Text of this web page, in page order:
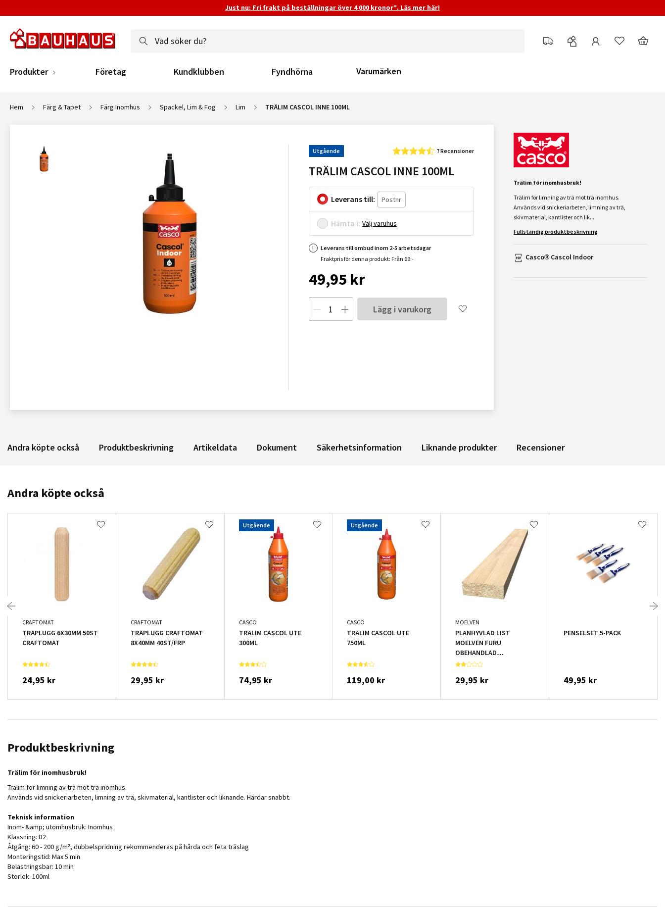
Just nu: Fri frakt på beställningar över 4 000 kronor*. Läs mer här!
Produkter Företag Kundklubben Fyndhörna Varumärken
Hem Färg & Tapet Färg Inomhus Spackel, Lim & Fog Lim TRÄLIM CASCOL INNE 100ML
Utgående 7 Recensioner
TRÄLIM CASCOL INNE 100ML
Leverans till:
Hämta i: Välj varuhus
Leverans till ombud inom 2-5 arbetsdagar
Fraktpris för denna produkt: Från 69:-
49,95 kr
Lägg i varukorg
Trälim för inomhusbruk!
Trälim för limning av trä mot trä inomhus.
Används vid snickeriarbeten, limning av trä,
skivmaterial, kantlister och lik...
Fullständig produktbeskrivning
Casco® Cascol Indoor
Andra köpte också Produktbeskrivning Artikeldata Dokument Säkerhetsinformation Liknande produkter Recensioner
Andra köpte också
CRAFTOMAT
TRÄPLUGG 6X30MM 50ST
CRAFTOMAT
24,95 kr
CRAFTOMAT
TRÄPLUGG CRAFTOMAT
8X40MM 40ST/FRP
29,95 kr
Utgående
CASCO
TRÄLIM CASCOL UTE
300ML
74,95 kr
Utgående
CASCO
TRÄLIM CASCOL UTE
750ML
119,00 kr
MOELVEN
PLANHYVLAD LIST
MOELVEN FURU
OBEHANDLAD
15X15X1000MM
29,95 kr
PENSELSET 5-PACK
49,95 kr
Produktbeskrivning
Trälim för inomhusbruk!
Trälim för limning av trä mot trä inomhus.
Används vid snickeriarbeten, limning av trä, skivmaterial, kantlister och liknande. Härdar snabbt.
Teknisk information
Inom- &amp; utomhusbruk: Inomhus
Klassning: D2
Åtgång: 60 - 200 g/m², dubbelspridning rekommenderas på hårda och feta träslag
Monteringstid: Max 5 min
Belastningsbar: 10 min
Storlek: 100ml